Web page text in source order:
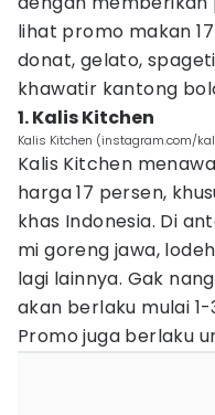
lihat promo makan
donat, gelato,
khawatir kantong
1. Kalis Kitchen
Kalis Kitchen (instagram.com/
Kalis Kitchen
harga 17 persen,
khas Indonesia. Di
mi goreng jawa,
lagi lainnya. Gak
akan berlaku mulai
Promo juga berlaku